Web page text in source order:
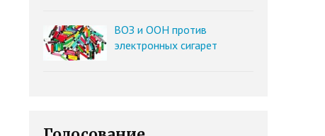
ВОЗ и ООН против
электронных сигарет